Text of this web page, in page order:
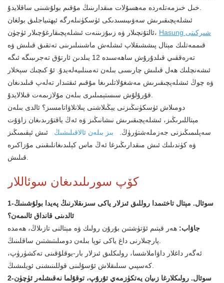
خىل خىزمەتلەردە مەھسۇلات مىقدارىنىڭ مۇقىم بولۇشىنى ساقلايدۇ.
ئىشلەپچىقىرىش سەۋىيىسىدىكى ئۈسكۈنىلەرگە ئېھتىياجلىق بولغان
ئالتۇنچىلار ۋە زىبۇزىننەت ئىشلەپچىقارغۇچىلار ئۈچۈن،
Hasung شىركىتى
قىممەتلىك مېتال پىششىقلاپ ئىشلەش ماشىنىلىرىنى تەتقىق قىلىش ۋە
تەرەققىي قىلدۇرۇش ساھەسىدە 12 يىلدىن ئارتۇق تەجرىبىگە ئىگە
ئىشەنچلىك ھەل قىلىش چارىسى بىلەن تەمىنلىيەلەيدۇ. ئۇ كىچىك سېخلار
ۋە چوڭ ئىشلەپچىقىرىش مەشغۇلاتلىرىغا مۇقىم ئىقتىدار تەلەپ قىلىدىغان
قۇرۇلۇش سىستېمىلىرى بىلەن مۇلازىمەت قىلالايدۇ.
دومىلاش ئۈسكۈنىڭىزنى يېڭىلاشنى پىلانلاۋاتامسىز؟ ئالدى بىلەن
مېتاللىرىڭىز، ئىشلەپچىقىرىش نىشانىڭىز ۋە ئەڭ ياقتۇرىدىغان زاۋۇت
سەپلىمىڭىزنى جەزملەشتۈرۈڭ.
بىز بىلەن ئالاقىلىشىڭ
ئىش ئېقىمىڭىز
ۋە كۈندىلىك ئىش مىقدارىڭىزغا ئەڭ ماس كېلىدىغانلىقىنى مۇزاكىرە
قىلىش.
كۆپ سورىلىدىغان سوئاللار
1-سوئال. مېتال تاختىمدا روللىق ئىزلار ياكى سىزىقلارنىڭ پەيدا بولۇشىنىڭ
ئالدىنى قانداق ئالىمەن؟
جاۋاب: ھەر قېتىم ئۆتۈشتىن بۇرۇن رولىك ۋە مېتالنى تازىلاڭ، ھەمدە
پارچىلارنى داغ ياكى توپا بىلەن دومىلىتىشتىن ساقلىنىڭ.
ئەگەر داغلار داۋاملاشسا، رولىكلىق ئىزلار بار-يوقلۇقىنى تەكشۈرۈپ،
كەسپىي سىلىقلاش ئۇسۇلىنى قوللىنىشنى ئويلىشىڭ.
2-سوئال. رولىكلارغا زىيان يەتكۈزمەي تۇرۇپ، توقۇلما نەقىشلەر ئۈچۈن